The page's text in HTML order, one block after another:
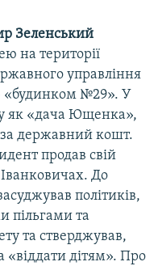
Зеленський
на території
управління
«будинком №29». У
як «дача Ющенка»,
державний кошт.
продав свій
До
політиків,
пільгами та
та стверджував,
«віддати дітям». Про